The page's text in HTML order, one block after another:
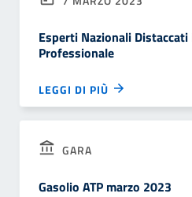
Esperti Nazionali
Professionale
LEGGI DI PIÙ
GARA
Gasolio ATP marzo 2023